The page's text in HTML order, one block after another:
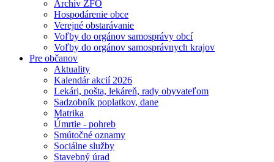
Archív ZFO
Hospodárenie obce
Verejné obstarávanie
Voľby do orgánov samosprávy obcí
Voľby do orgánov samosprávnych krajov
Pre občanov
Aktuality
Kalendár akcií 2026
Lekári, pošta, lekáreň, rady obyvateľom
Sadzobník poplatkov, dane
Matrika
Úmrtie - pohreb
Smútočné oznamy
Sociálne služby
Stavebný úrad